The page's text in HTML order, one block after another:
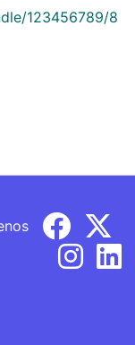
123456789/8